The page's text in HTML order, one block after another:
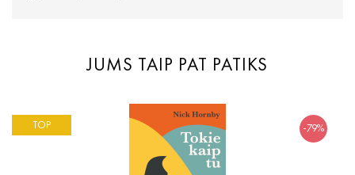
JUMS TAIP PAT PATIKS
TOP -79%